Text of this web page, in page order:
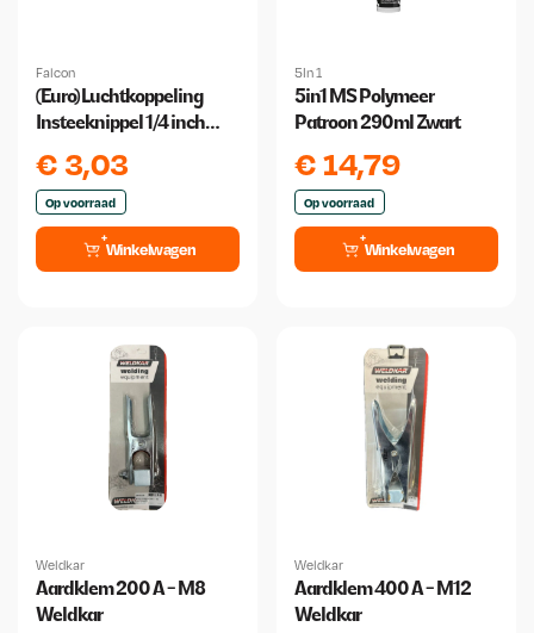
Falcon
(Euro) Luchtkoppeling
Insteeknippel 1/4 inch
€ 3,03
Op voorraad
Winkelwagen
5In 1
5in1 MS Polymeer
Patroon 290ml Zwart
€14,79
Op voorraad
Winkelwagen
Weldkar
Aardklem 200 A - M8
Weldkar
Weldkar
Aardklem 400 A - M12
Weldkar